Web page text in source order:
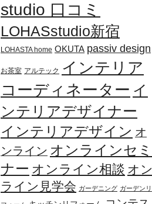
studio 口コミ
LOHASstudio新宿
LOHASTA home OKUTA passiv design
お茶室 アルテック インテリア
コーディネーター イ
ンテリアデザイナー
インテリアデザイン オ
ンライン オンラインセミ
ナー オンライン相談 オン
ライン見学会 ガーデニング ガーデンリ